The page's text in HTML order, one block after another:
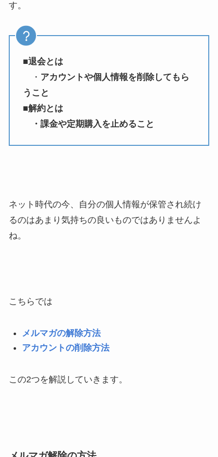
す。
■退会とは
・ アカウントや個人情報を削除してもら
うこと
■解約とは
・課金や定期購入を止めること
ネット時代の今、自分の個人情報が保管され続け
るのはあまり気持ちの良いものではありませんよ
ね。
こちらでは
メルマガの解除方法
アカウントの削除方法
この2つを解説していきます。